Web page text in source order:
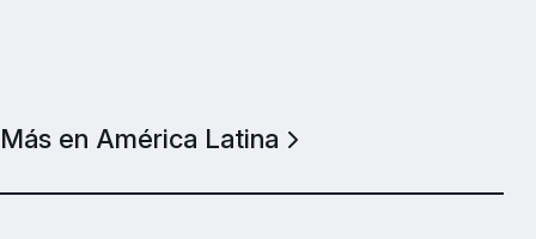
Más en América Latina